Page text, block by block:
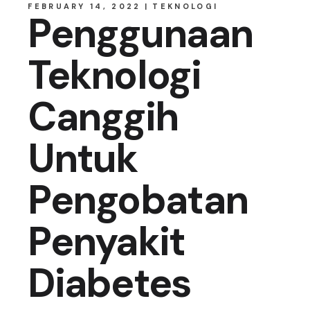
FEBRUARY 14, 2022 TEKNOLOGI
Penggunaan
Teknologi
Canggih
Untuk
Pengobatan
Penyakit
Diabetes